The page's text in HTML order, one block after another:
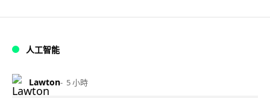
人工智能
Lawton 5 小時